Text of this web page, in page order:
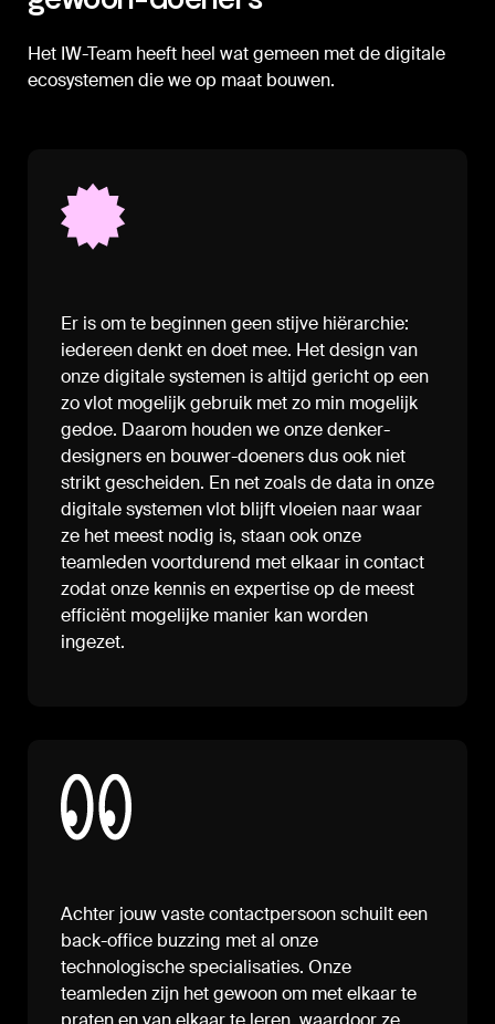
Het IW-Team heeft heel wat gemeen met de digitale
ecosystemen die we op maat bouwen.
Er is om te beginnen geen stijve hiërarchie:
iedereen denkt en doet mee. Het design van
onze digitale systemen is altijd gericht op een
zo vlot mogelijk gebruik met zo min mogelijk
gedoe. Daarom houden we onze denker-
designers en bouwer-doeners dus ook niet
strikt gescheiden. En net zoals de data in onze
digitale systemen vlot blijft vloeien naar waar
ze het meest nodig is, staan ook onze
teamleden voortdurend met elkaar in contact
zodat onze kennis en expertise op de meest
efficiënt mogelijke manier kan worden
ingezet.
Achter jouw vaste contactpersoon schuilt een
back-office buzzing met al onze
technologische specialisaties. Onze
teamleden zijn het gewoon om met elkaar te